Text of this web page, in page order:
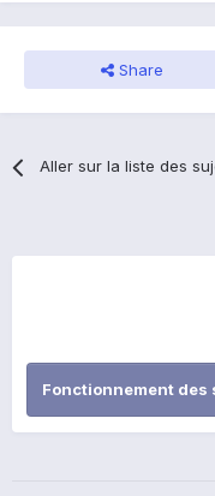
Share
Aller sur la liste des
Fonctionnement des